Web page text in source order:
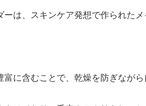
は、スキンケア発想で作られたメ
に含むことで、乾燥を防ぎながら